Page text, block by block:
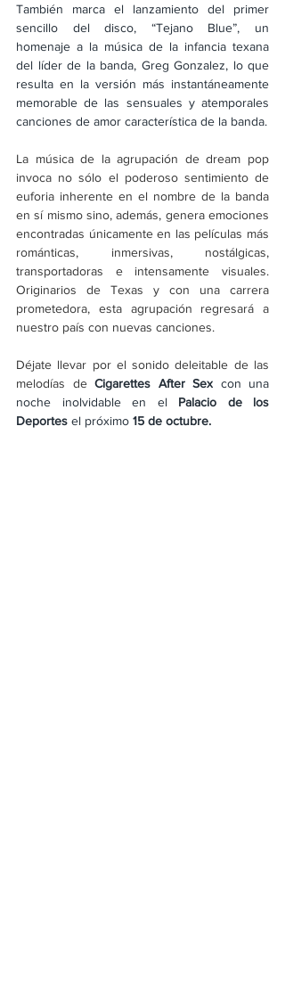
También marca el lanzamiento del primer
sencillo del disco, “Tejano Blue”, un
homenaje a la música de la infancia texana
del líder de la banda, Greg Gonzalez, lo que
resulta en la versión más instantáneamente
memorable de las sensuales y atemporales
canciones de amor característica de la banda.
La música de la agrupación de dream pop
invoca no sólo el poderoso sentimiento de
euforia inherente en el nombre de la banda
en sí mismo sino, además, genera emociones
encontradas únicamente en las películas más
románticas, inmersivas, nostálgicas,
transportadoras e intensamente visuales.
Originarios de Texas y con una carrera
prometedora, esta agrupación regresará a
nuestro país con nuevas canciones.
Déjate llevar por el sonido deleitable de las
melodías de Cigarettes After Sex con una
noche inolvidable en el Palacio de los
Deportes el próximo 15 de octubre.